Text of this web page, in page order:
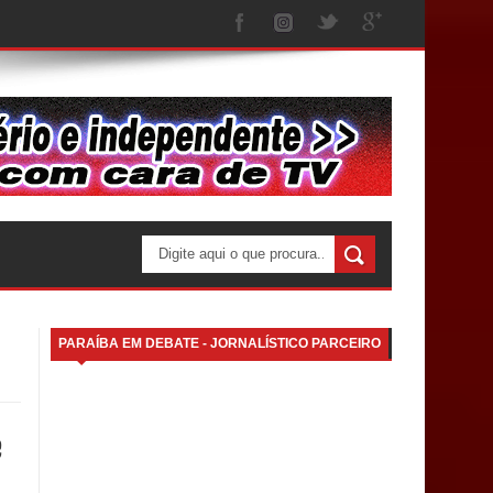
PARAÍBA EM DEBATE - JORNALÍSTICO PARCEIRO